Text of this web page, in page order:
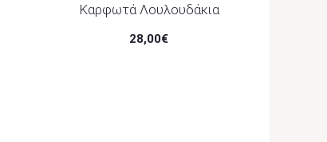
Καρφωτά Λουλουδάκια
28,00€